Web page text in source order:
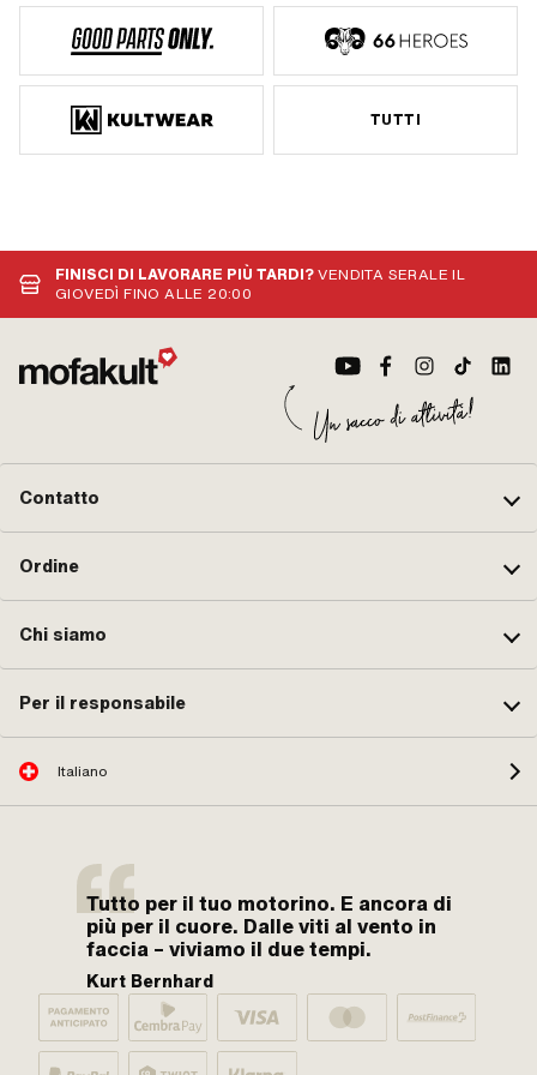
TUTTI
FINISCI DI LAVORARE PIÙ TARDI?VENDITA SERALE IL
GIOVEDÌ FINO ALLE 20:00
Contatto
Ordine
Chi siamo
Per il responsabile
Italiano
Tutto per il tuo motorino. E ancora di
più per il cuore. Dalle viti al vento in
faccia – viviamo il due tempi.
Kurt Bernhard